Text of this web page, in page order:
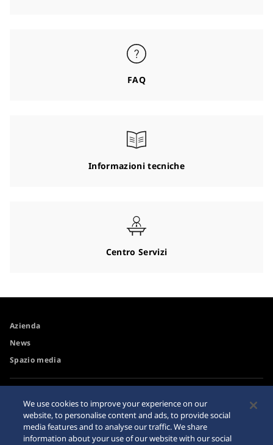
FAQ
Informazioni tecniche
Centro Servizi
Azienda
News
Spazio media
Requisiti di navigazione
Avvertimento riguardo agli
acquisti su internet
We use cookies to improve your experience on our
website, to personalise content and ads, to provide social
media features and to analyse our traffic. We share
information about your use of our website with our social